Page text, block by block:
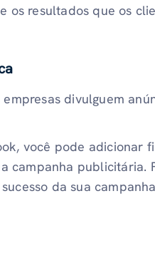
os resultados que os
divulguem
você pode adicionar
campanha
da sua